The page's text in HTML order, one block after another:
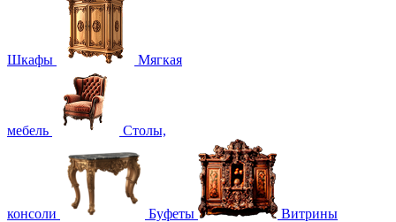
Шкафы Мягкая
мебель Столы,
консоли Буфеты Витрины